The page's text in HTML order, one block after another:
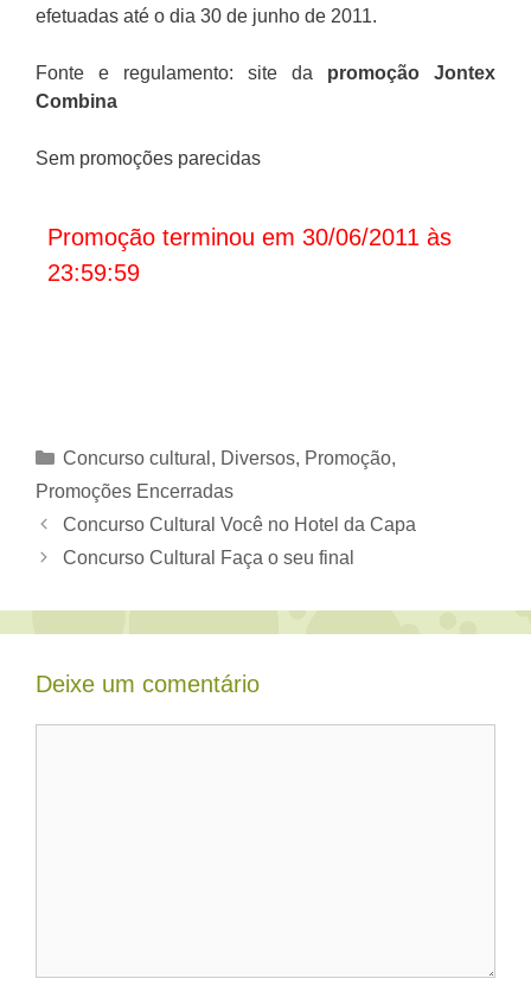
efetuadas até o dia 30 de junho de 2011.
Fonte e regulamento: site da promoção Jontex
Combina
Sem promoções parecidas
Promoção terminou em 30/06/2011 às
23:59:59
Categorias
Concurso cultural , Diversos, Promoção,
Promoções Encerradas
Concurso Cultural Você no Hotel da Capa
Concurso Cultural Faça o seu final
Deixe um comentário